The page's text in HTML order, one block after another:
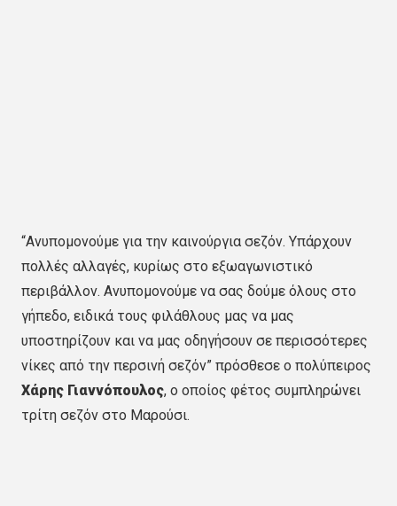
“Ανυπομονούμε για την καινούργια σεζόν. Υπάρχουν
πολλές αλλαγές, κυρίως στο εξωαγωνιστικό
περιβάλλον. Ανυπομονούμε να σας δούμε όλους στο
γήπεδο, ειδικά τους φιλάθλους μας να μας
υποστηρίζουν και να μας οδηγήσουν σε περισσότερες
νίκες από την περσινή σεζόν” πρόσθεσε ο πολύπειρος
Χάρης Γιαννόπουλος, ο οποίος φέτος συμπληρώνει
τρίτη σεζόν στο Μαρούσι.